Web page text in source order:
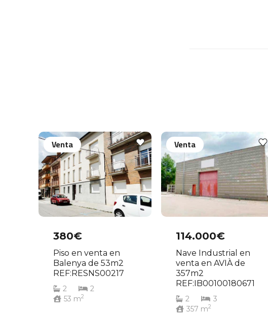
380€
Piso en venta en
Balenya de 53m2
REF:RESNS00217
2
2
53 m2
Venta
114.000€
Nave Industrial en
venta en AVIÀ de
357m2
REF:IB00100180671
2
3
357 m2
Venta